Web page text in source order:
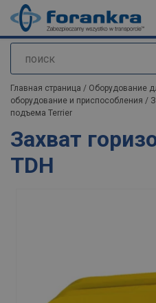
поиск
Продукт добавлен в ваш запрос
Главная страница / Оборудование
оборудование и приспособления /
подъема Terrier
Захват
TDH